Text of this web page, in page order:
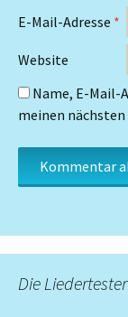
E-Mail-Adresse *
Website
Name, E-Mail-
meinen
Die